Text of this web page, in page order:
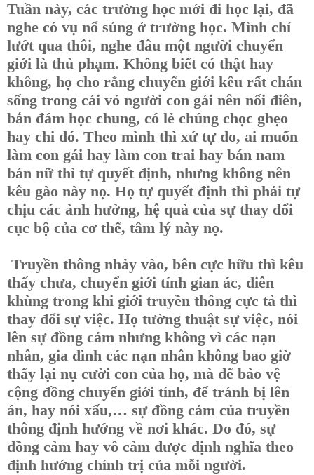
Tuần này, các trường học mới đi học lại, đã
nghe có vụ nổ súng ở trường học. Mình chỉ
lướt qua thôi, nghe đâu một người chuyển
giới là thủ phạm. Không biết có thật hay
không, họ cho rằng chuyển giới kêu rất chán
sống trong cái vỏ người con gái nên nổi điên,
bắn đám học chung, có lẻ chúng chọc ghẹo
hay chi đó. Theo mình thì xứ tự do, ai muốn
làm con gái hay làm con trai hay bán nam
bán nữ thì tự quyết định, nhưng không nên
kêu gào này nọ. Họ tự quyết định thì phải tự
chịu các ảnh hưởng, hệ quả của sự thay đổi
cục bộ của cơ thể, tâm lý này nọ.
Truyền thông nhảy vào, bên cực hữu thì kêu
thấy chưa, chuyển giới tính gian ác, điên
khùng trong khi giới truyền thông cực tả thì
thay đổi sự việc. Họ tường thuật sự việc, nói
lên sự đồng cảm nhưng không vì các nạn
nhân, gia đình các nạn nhân không bao giờ
thấy lại nụ cười con của họ, mà để bảo vệ
cộng đồng chuyển giới tính, để tránh bị lên
án, hay nói xấu,… sự đồng cảm của truyền
thông định hướng về nơi khác. Do đó, sự
đồng cảm hay vô cảm được định nghĩa theo
định hướng chính trị của mỗi người.